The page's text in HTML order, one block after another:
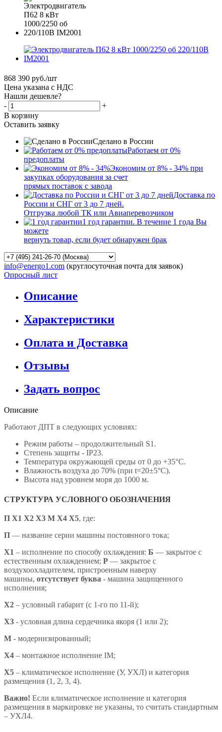
868 390 руб./шт
Цена указана с НДС
Нашли дешевле?
-
+
В корзину
Оставить заявку
Сделано в России
Работаем от 0%
предоплаты
Экономим от 8% - 34% при
закупках оборудования за счет
прямых поставок с завода
Доставка по
России и СНГ от 3 до 7 дней.
Отгрузка любой ТК или Авиаперевозчиком
1 год гарантии. В течение 1 года Вы
можете
вернуть товар, если будет обнаружен брак
info@energo1.com (круглосуточная почта для заявок)
Опросный лист
Описание
Характеристики
Оплата и Доставка
Отзывы
Задать вопрос
Описание
Работают ДПТ в следующих условиях:
Режим работы – продолжительный S1.
Степень защиты - IP23.
Температура окружающей среды от 0 до +35°С.
Влажность воздуха до 70% (при t=20±5°С).
Высота над уровнем моря до 1000 м.
СТРУКТУРА УСЛОВНОГО ОБОЗНАЧЕНИЯ
П Х1 Х2 Х3 М Х4 X5, где:
П — название серии машины постоянного тока;
X1 – исполнение по способу охлаждения: Б — закрытое с
естественным охлаждением; Р — закрытое с
воздухоохладителем, пристроенным наверху
машины, отсутствует буква - машина защищенного
исполнения;
X2 – условный габарит (с 1-го по 11-й);
X3 - условная длина сердечника якоря (1 или 2);
М - модернизированный;
Х4 – монтажное исполнение IM;
X5 – климатическое исполнение (У, УХЛ) и категория
размещения (1, 2, 3, 4).
Важно! Если климатическое исполнение и категория
размещения в маркировке не указаны, то считать стандартным
– УХЛ4.